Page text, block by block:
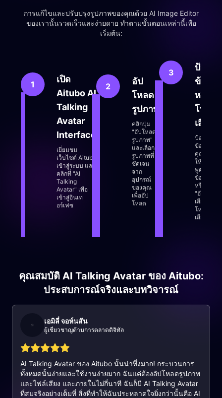
การแก้ไขและปรับปรุงรูปภาพของคุณด้วย AI Image Editor
ของเรานั้นรวดเร็วและง่ายดาย ทำตามขั้นตอนเหล่านี้เพื่อ
เริ่มต้น:
1
เปิด
Aitubo AI
Talking
Avatar
Interface
เยี่ยมชม
เว็บไซต์ Aitubo
เข้าสู่ระบบ และ
คลิกที่ "AI
Talking
Avatar" เพื่อ
เข้าสู่อินเท
อร์เฟซ
2
อัป
โหลด
รูปภาพ
คลิกปุ่ม
"อัปโหลด
รูปภาพ"
และเลือก
รูปภาพที่
ชัดเจน
จาก
อุปกรณ์
ของคุณ
เพื่ออัป
โหลด
3
ป้อน
ข้อคว
หรืออัป
โหลด
เสียง
ป้อน
ข้อความที่
คุณต้องกา
ให้อวาตาร์
พูดในช่อง
ข้อความ
หรือคลิกปุ่
"อัปโหลด
เสียง" เพื่
โหลดไฟล์
เสียง
คุณสมบัติ AI Talking Avatar ของ Aitubo:
ประสบการณ์จริงและบทวิจารณ์
เอมิลี่ จอห์นสัน
ผู้เชี่ยวชาญด้านการตลาดดิจิทัล
AI Talking Avatar ของ Aitubo นั้นน่าทึ่งมาก! กระบวนการ
ทั้งหมดนั้นง่ายและใช้งานง่ายมาก ฉันแค่ต้องอัปโหลดรูปภาพ
และไฟล์เสียง และภายในไม่กี่นาที ฉันก็มี AI Talking Avatar
ที่สมจริงอย่างเต็มที่ สิ่งที่ทำให้ฉันประหลาดใจยิ่งกว่านั้นคือ AI